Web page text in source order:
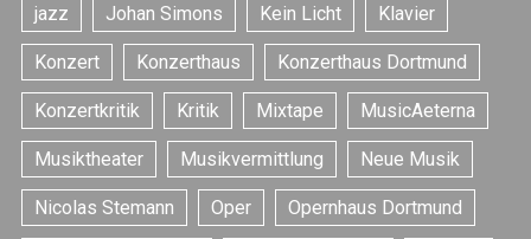
jazz Johan Simons Kein Licht Klavier
Konzert Konzerthaus Konzerthaus Dortmund
Konzertkritik Kritik Mixtape MusicAeterna
Musiktheater Musikvermittlung Neue Musik
Nicolas Stemann Oper Opernhaus Dortmund